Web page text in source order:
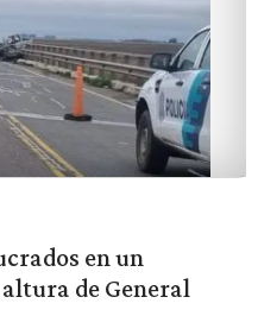
en un
de General